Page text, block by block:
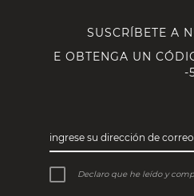
SUSCRÍBETE A
E OBTENGA UN
-
ingrese su dirección de
Declaro que he leído y